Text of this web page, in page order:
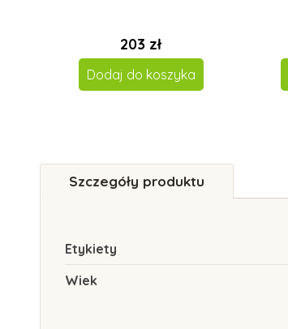
203 zł
Dodaj do koszyka
Szczegóły produktu
Etykiety
Wiek